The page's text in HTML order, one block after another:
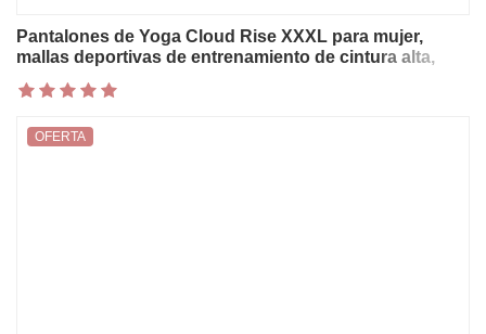
Pantalones de Yoga Cloud Rise XXXL para mujer,
mallas deportivas de entrenamiento de cintura alta,
correr, entrenamiento, Control de barriga
OFERTA